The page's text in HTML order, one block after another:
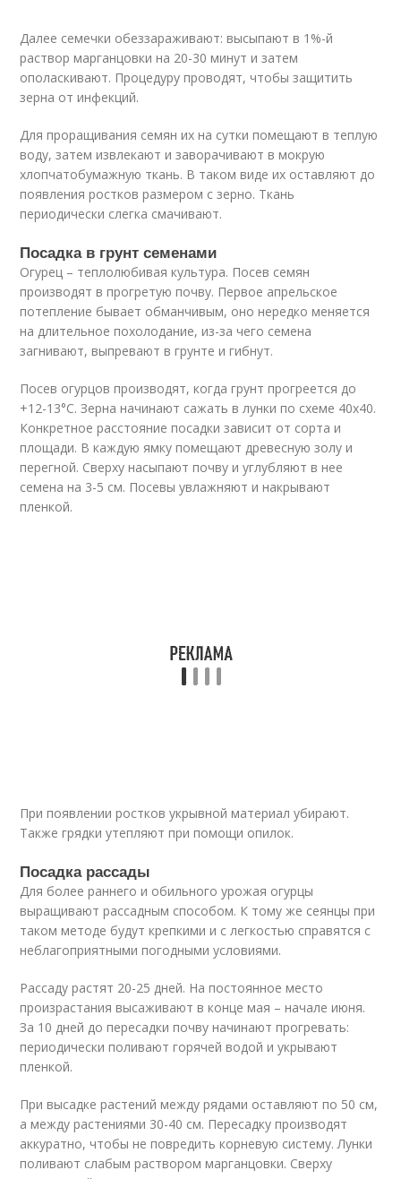
Далее семечки обеззараживают: высыпают в 1%-й
раствор марганцовки на 20-30 минут и затем
ополаскивают. Процедуру проводят, чтобы защитить
зерна от инфекций.
Для проращивания семян их на сутки помещают в теплую
воду, затем извлекают и заворачивают в мокрую
хлопчатобумажную ткань. В таком виде их оставляют до
появления ростков размером с зерно. Ткань
периодически слегка смачивают.
Посадка в грунт семенами
Огурец – теплолюбивая культура. Посев семян
производят в прогретую почву. Первое апрельское
потепление бывает обманчивым, оно нередко меняется
на длительное похолодание, из-за чего семена
загнивают, выпревают в грунте и гибнут.
Посев огурцов производят, когда грунт прогреется до
+12-13°С. Зерна начинают сажать в лунки по схеме 40х40.
Конкретное расстояние посадки зависит от сорта и
площади. В каждую ямку помещают древесную золу и
перегной. Сверху насыпают почву и углубляют в нее
семена на 3-5 см. Посевы увлажняют и накрывают
пленкой.
При появлении ростков укрывной материал убирают.
Также грядки утепляют при помощи опилок.
Посадка рассады
Для более раннего и обильного урожая огурцы
выращивают рассадным способом. К тому же сеянцы при
таком методе будут крепкими и с легкостью справятся с
неблагоприятными погодными условиями.
Рассаду растят 20-25 дней. На постоянное место
произрастания высаживают в конце мая – начале июня.
За 10 дней до пересадки почву начинают прогревать:
периодически поливают горячей водой и укрывают
пленкой.
При высадке растений между рядами оставляют по 50 см,
а между растениями 30-40 см. Пересадку производят
аккуратно, чтобы не повредить корневую систему. Лунки
поливают слабым раствором марганцовки. Сверху